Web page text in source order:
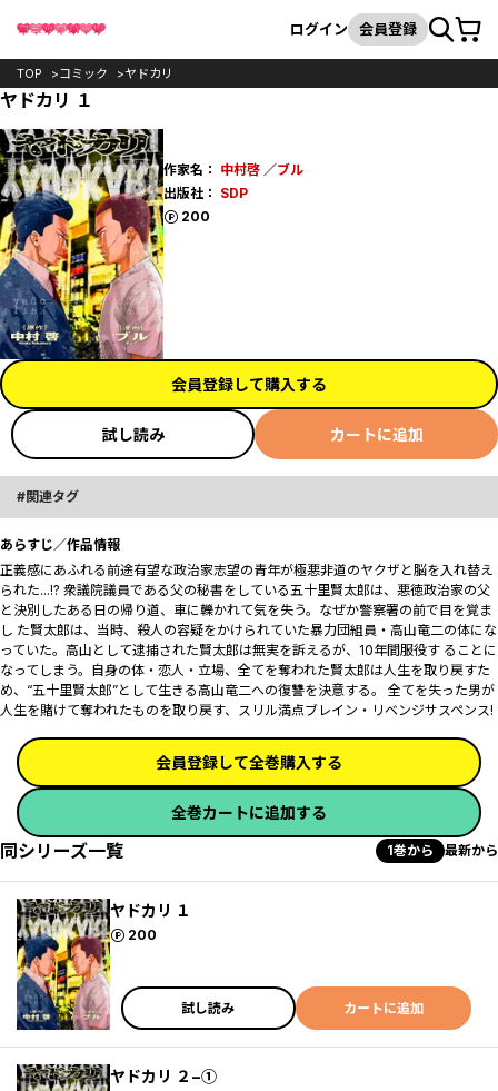
検索
ログイン 会員登録カート
TOP コミック ヤドカリ
ヤドカリ １
作家名： 中村啓／ブル
出版社： SDP
200
ポイント
会員登録して購入する
試し読み カートに追加
関連タグ
あらすじ／作品情報
正義感にあふれる前途有望な政治家志望の青年が極悪非道のヤクザと脳を入れ替え
られた...!? 衆議院議員である父の秘書をしている五十里賢太郎は、悪徳政治家の父
と決別したある日の帰り道、車に轢かれて気を失う。なぜか警察署の前で目を覚ま
し た賢太郎は、当時、殺人の容疑をかけられていた暴力団組員・高山竜二の体にな
っていた。高山として逮捕された賢太郎は無実を訴えるが、10年間服役す ることに
なってしまう。自身の体・恋人・立場、全てを奪われた賢太郎は人生を取り戻すた
め、“五十里賢太郎”として生きる高山竜二への復讐を決意する。 全てを失った男が
人生を賭けて奪われたものを取り戻す、スリル満点ブレイン・リベンジサスペンス!
会員登録して全巻購入する
全巻カートに追加する
同シリーズ一覧 1巻から 最新から
ヤドカリ １
200
ポイント
試し読み カートに追加
ヤドカリ ２−①